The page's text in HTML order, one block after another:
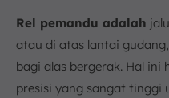
Rel pemandu adalah
atau di atas lantai
bagi alas bergerak. Hal
presisi yang sangat tinggi